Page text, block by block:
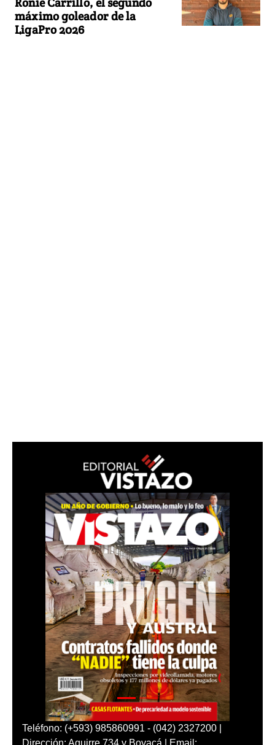
máximo goleador de la
LigaPro 2026
Teléfono: (+593) 985860991 - (042) 2327200 |
Dirección: Aguirre 734 y Boyacá | Email: